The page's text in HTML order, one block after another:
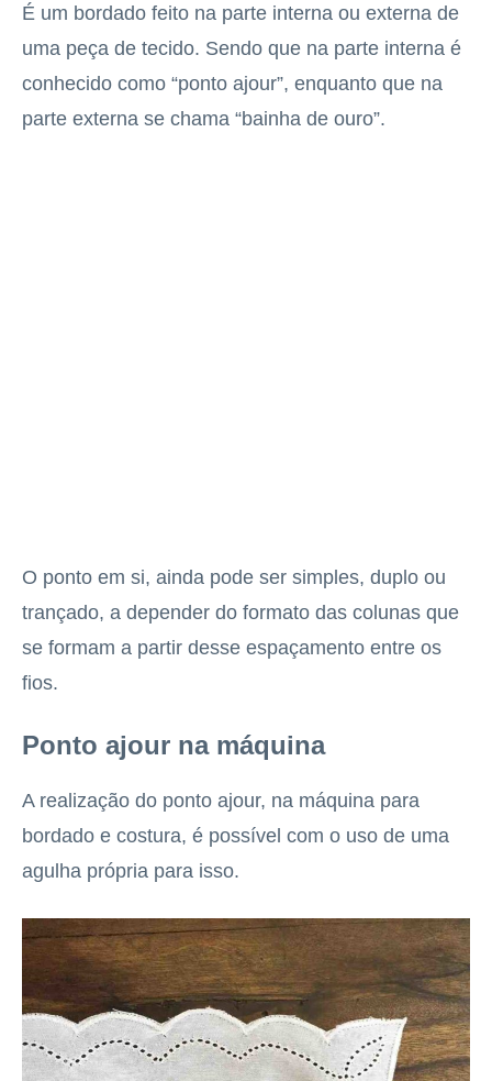
É um bordado feito na parte interna ou externa de
uma peça de tecido. Sendo que na parte interna é
conhecido como “ponto ajour”, enquanto que na
parte externa se chama “bainha de ouro”.
O ponto em si, ainda pode ser simples, duplo ou
trançado, a depender do formato das colunas que
se formam a partir desse espaçamento entre os
fios.
Ponto ajour na máquina
A realização do ponto ajour, na máquina para
bordado e costura, é possível com o uso de uma
agulha própria para isso.